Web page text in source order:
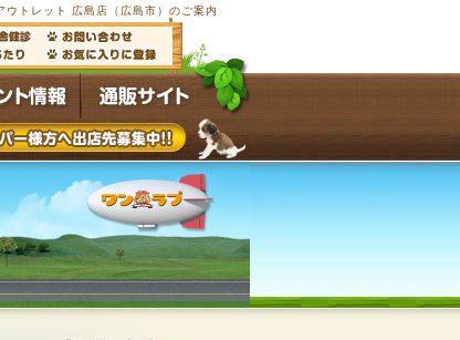
ウトレット 広島店（広島市）のご案内